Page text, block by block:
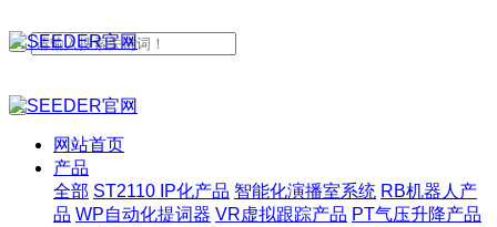
网站首页
产品
全部 ST2110 IP化产品 智能化演播室系统 RB机器人产
品 WP自动化提词器 VR虚拟跟踪产品 PT气压升降产品